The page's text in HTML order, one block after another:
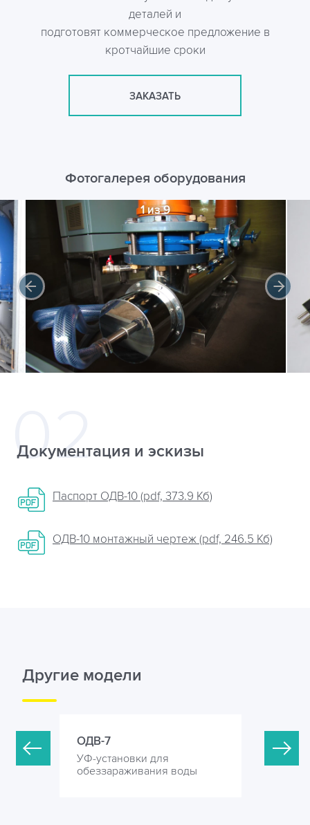
деталей и
подготовят коммерческое предложение в
кротчайшие сроки
ЗАКАЗАТЬ
Фотогалерея оборудования
1 из 9
Документация и эскизы
Паспорт ОДВ-10 (pdf, 373.9 Кб)
ОДВ-10 монтажный чертеж (pdf, 246.5 Кб)
Другие модели
ОДВ-7
УФ-установки для
обеззараживания воды
ОДВ-15
УФ-